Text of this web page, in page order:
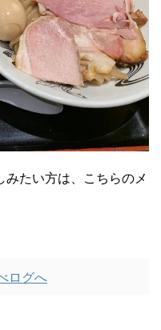
たい方は、こちらのメ
ログへ